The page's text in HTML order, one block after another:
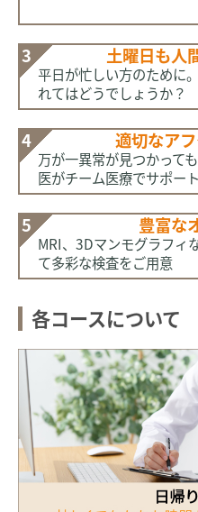
3 土曜日も人
平日が忙しい方のために
れてはどうでしょうか？
4 適切なア
万が一異常が見つかって
医がチーム医療でサポート
5 豊富な
MRI、3Dマンモグラフィ
て多彩な検査をご用意
各コースについて